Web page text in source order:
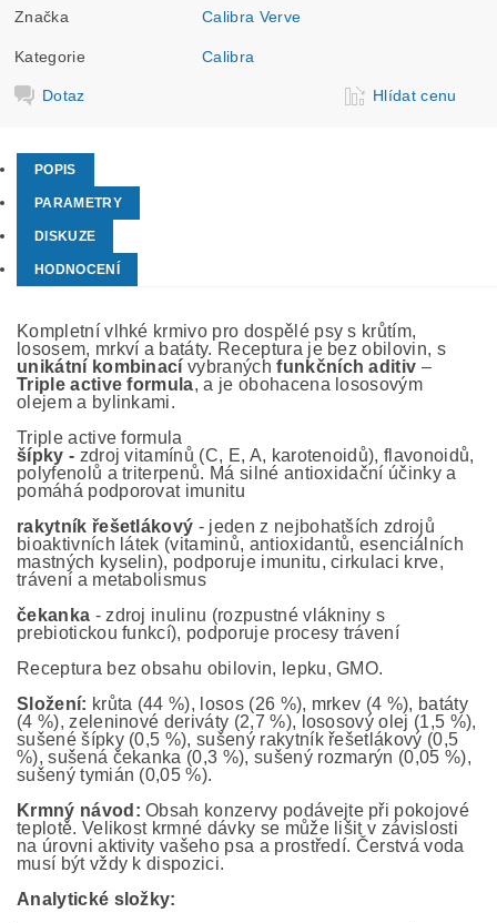
Značka Calibra Verve
Kategorie Calibra
Dotaz Hlídat cenu
POPIS
PARAMETRY
DISKUZE
HODNOCENÍ
Kompletní vlhké krmivo pro dospělé psy s krůtím,
lososem, mrkví a batáty. Receptura je bez obilovin, s
unikátní kombinací vybranýchfunkčních aditiv –
Triple active formula, a je obohacena lososovým
olejem a bylinkami.
Triple active formula
šípky - zdroj vitamínů (C, E, A, karotenoidů), flavonoidů,
polyfenolů a triterpenů. Má silné antioxidační účinky a
pomáhá podporovat imunitu
rakytník řešetlákový - jeden z nejbohatších zdrojů
bioaktivních látek (vitaminů, antioxidantů, esenciálních
mastných kyselin), podporuje imunitu, cirkulaci krve,
trávení a metabolismus
čekanka - zdroj inulinu (rozpustné vlákniny s
prebiotickou funkcí), podporuje procesy trávení
Receptura bez obsahu obilovin, lepku, GMO.
Složení: krůta (44 %), losos (26 %), mrkev (4 %), batáty
(4 %), zeleninové deriváty (2,7 %), lososový olej (1,5 %),
sušené šípky (0,5 %), sušený rakytník řešetlákový (0,5
%), sušená čekanka (0,3 %), sušený rozmarýn (0,05 %),
sušený tymián (0,05 %).
Krmný návod: Obsah konzervy podávejte při pokojové
teplotě. Velikost krmné dávky se může lišit v závislosti
na úrovni aktivity vašeho psa a prostředí. Čerstvá voda
musí být vždy k dispozici.
Analytické složky: